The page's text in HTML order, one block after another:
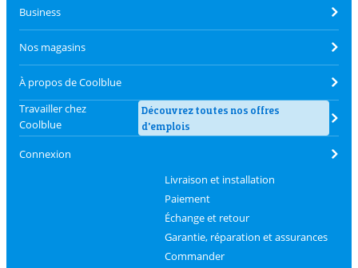
Business
Nos magasins
À propos de Coolblue
Travailler chez
Coolblue
Découvrez toutes nos offres
d'emplois
Connexion
Livraison et installation
Paiement
Échange et retour
Garantie, réparation et assurances
Commander